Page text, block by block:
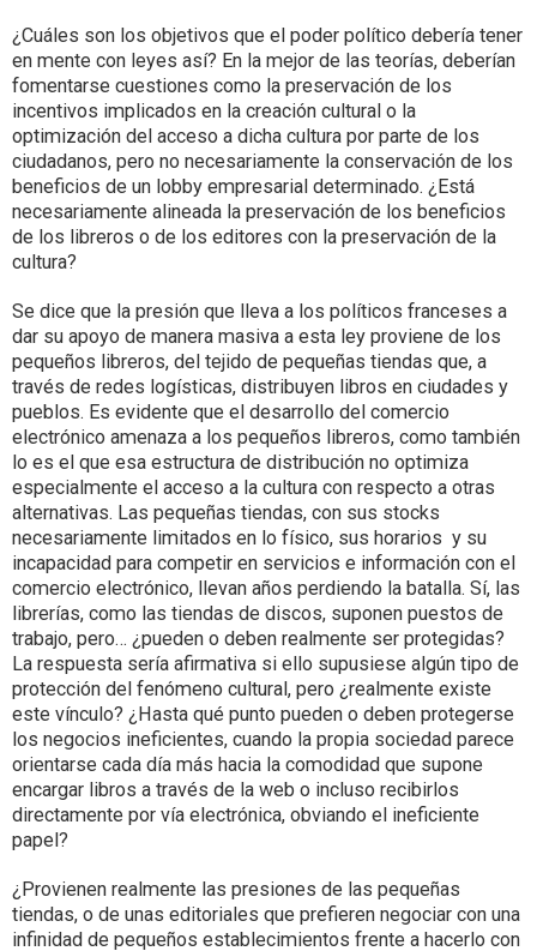
¿Cuáles son los objetivos que el poder político debería tener
en mente con leyes así? En la mejor de las teorías, deberían
fomentarse cuestiones como la preservación de los
incentivos implicados en la creación cultural o la
optimización del acceso a dicha cultura por parte de los
ciudadanos, pero no necesariamente la conservación de los
beneficios de un lobby empresarial determinado. ¿Está
necesariamente alineada la preservación de los beneficios
de los libreros o de los editores con la preservación de la
cultura?
Se dice que la presión que lleva a los políticos franceses a
dar su apoyo de manera masiva a esta ley proviene de los
pequeños libreros, del tejido de pequeñas tiendas que, a
través de redes logísticas, distribuyen libros en ciudades y
pueblos. Es evidente que el desarrollo del comercio
electrónico amenaza a los pequeños libreros, como también
lo es el que esa estructura de distribución no optimiza
especialmente el acceso a la cultura con respecto a otras
alternativas. Las pequeñas tiendas, con sus stocks
necesariamente limitados en lo físico, sus horarios y su
incapacidad para competir en servicios e información con el
comercio electrónico, llevan años perdiendo la batalla. Sí, las
librerías, como las tiendas de discos, suponen puestos de
trabajo, pero… ¿pueden o deben realmente ser protegidas?
La respuesta sería afirmativa si ello supusiese algún tipo de
protección del fenómeno cultural, pero ¿realmente existe
este vínculo? ¿Hasta qué punto pueden o deben protegerse
los negocios ineficientes, cuando la propia sociedad parece
orientarse cada día más hacia la comodidad que supone
encargar libros a través de la web o incluso recibirlos
directamente por vía electrónica, obviando el ineficiente
papel?
¿Provienen realmente las presiones de las pequeñas
tiendas, o de unas editoriales que prefieren negociar con una
infinidad de pequeños establecimientos frente a hacerlo con